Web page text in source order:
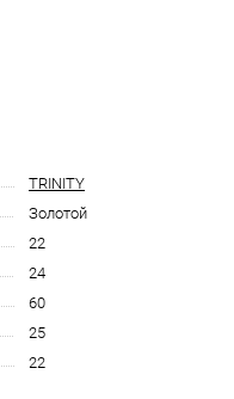
TRINITY
Золотой
22
24
60
25
22